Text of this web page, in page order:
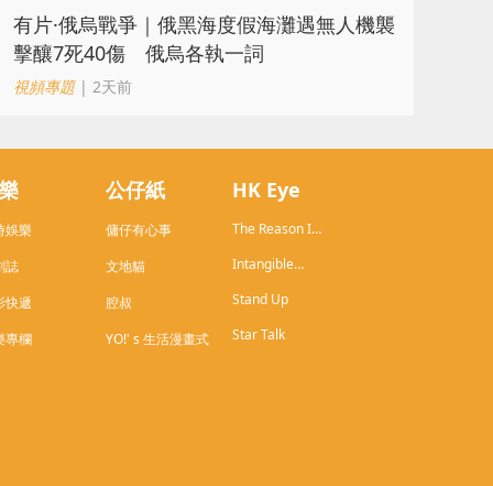
​有片·俄烏戰爭｜俄黑海度假海灘遇無人機襲
擊釀7死40傷 俄烏各執一詞
視頻專題| 2天前
娛樂
誌
快遞
專欄
公仔紙
傭仔有心事
文地貓
腔叔
YO!' s 生活漫畫式
HK Eye
The Reason I
Intangible
Heritage of
Stand Up
Star Talk